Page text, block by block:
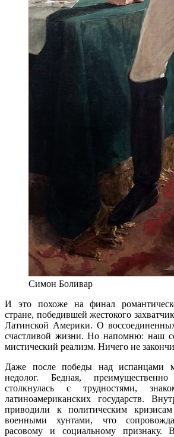
Симон Боливар
И это похоже на финал
стране, победившей жестокого
Латинской Америки. О
счастливой жизни. Но напомню: наш
мистический реализм. Ничего не
Даже после победы над испанцами
недолог. Бедная,
столкнулась с трудностями,
латиноамериканских государств.
приводили к политическим
военными хунтами, что
расовому и социальному признаку.